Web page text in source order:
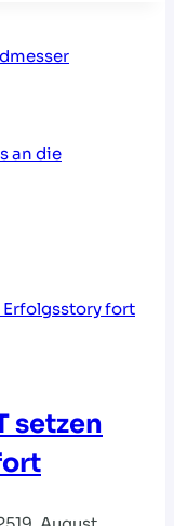
an die
setzen